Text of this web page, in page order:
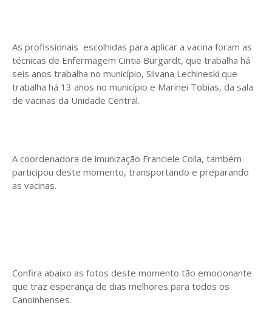
As profissionais escolhidas para aplicar a vacina foram as
técnicas de Enfermagem Cintia Burgardt, que trabalha há
seis anos trabalha no município, Silvana Lechineski que
trabalha há 13 anos no município e Marinei Tobias, da sala
de vacinas da Unidade Central.
A coordenadora de imunização Franciele Colla, também
participou deste momento, transportando e preparando
as vacinas.
Confira abaixo as fotos deste momento tão emocionante
que traz esperança de dias melhores para todos os
Canoinhenses.